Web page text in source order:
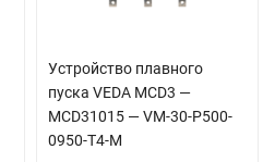
Устройство плавного
пуска VEDA MCD3 —
MCD31015 — VM-30-P500-
0950-T4-M